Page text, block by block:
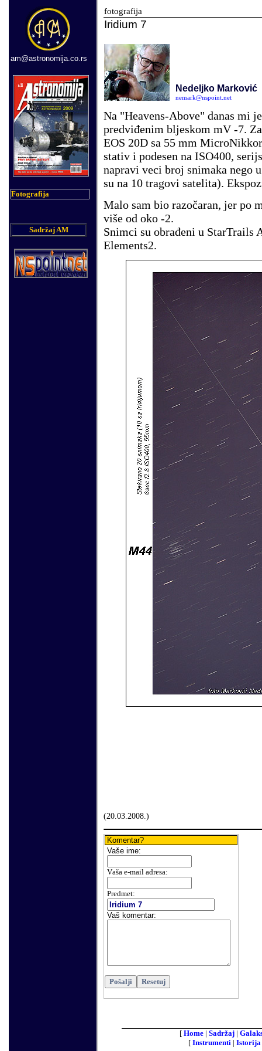
am@astronomija.co.rs
Fotografija
Sadržaj AM
fotografija
Iridium 7
Nedeljko Marković
nemark@nspoint.net
Na "Heavens-Above" danas mi
predviđenim bljeskom mV -7.
EOS 20D sa 55 mm
stativ i podesen na ISO400,
napravi veci broj snimaka nego
su na 10 tragovi satelita).
Malo sam bio razočaran, jer po
više od oko -2.
Snimci su obrađeni u StarTrails
Elements2.
(20 03 .2008. )
Komentar?
Vaše ime:
Vaša e-mail adresa:
Predmet:
Vaš komentar:
[ Home | Sadržaj |
[ Instrumenti |